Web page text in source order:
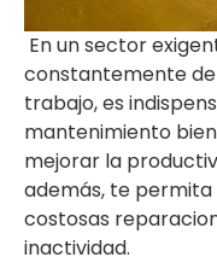
En un sector
constantemente
trabajo, es
mantenimiento
mejorar la
además, te permita
costosas
inactividad.